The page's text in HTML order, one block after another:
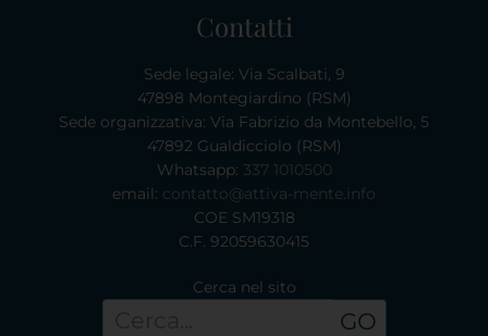
Contatti
Sede legale: Via Scalbati, 9
47898 Montegiardino (RSM)
Sede organizzativa: Via Fabrizio da Montebello, 5
47892 Gualdicciolo (RSM)
Whatsapp: 337 1010500
email: contatto@attiva-mente.info
COE SM19318
C.F. 92059630415
Cerca nel sito
GO